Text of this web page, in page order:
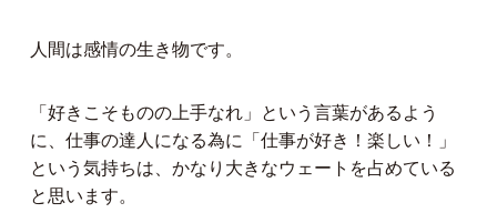
人間は感情の生き物です。
「好きこそものの上手なれ」という言葉があるよう
に、仕事の達人になる為に「仕事が好き！楽しい！」
という気持ちは、かなり大きなウェートを占めている
と思います。